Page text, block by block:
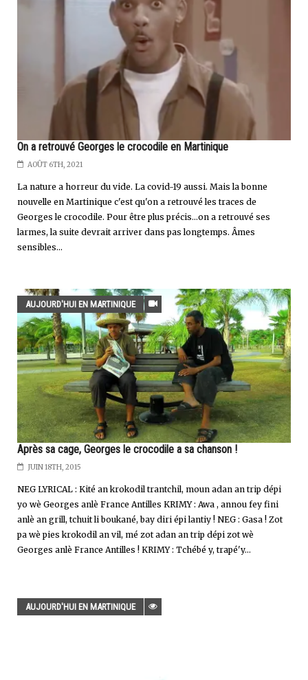
On a retrouvé Georges le crocodile en Martinique
AOÛT 6TH, 2021
La nature a horreur du vide. La covid-19 aussi. Mais la bonne
nouvelle en Martinique c'est qu'on a retrouvé les traces de
Georges le crocodile. Pour être plus précis...on a retrouvé ses
larmes, la suite devrait arriver dans pas longtemps. Âmes
sensibles...
AUJOURD'HUI EN MARTINIQUE
Après sa cage, Georges le crocodile a sa chanson !
JUIN 18TH, 2015
NEG LYRICAL : Kité an krokodil trantchil, moun adan an trip dépi
yo wè Georges anlè France Antilles KRIMY : Awa , annou fey fini
anlè an grill, tchuit li boukané, bay diri épi lantiy ! NEG : Gasa ! Zot
pa wè pies krokodil an vil, mé zot adan an trip dépi zot wè
Georges anlè France Antilles ! KRIMY : Tchébé y, trapé'y...
AUJOURD'HUI EN MARTINIQUE